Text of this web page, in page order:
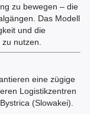
zu bewegen – die
Das Modell
und die
nutzen.
eine zügige
Logistikzentren
(Slowakei).